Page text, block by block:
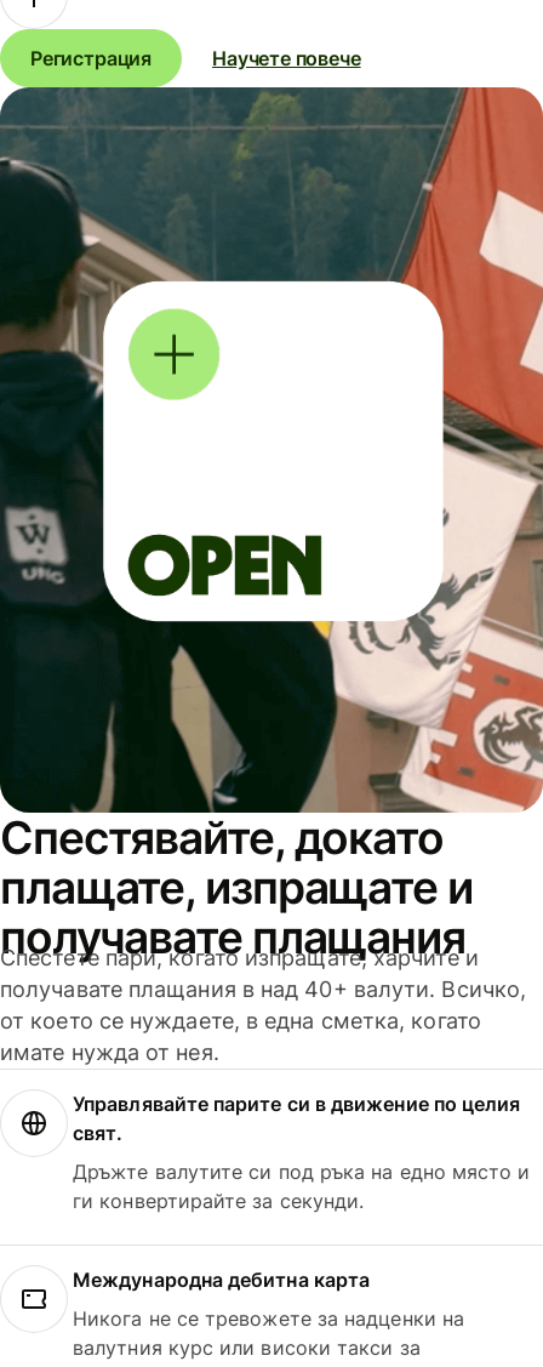
Регистрация Научете повече
Спестявайте, докато
плащате, изпращате и
получавате плащания
Спестете пари, когато изпращате, харчите и
получавате плащания в над 40+ валути. Всичко,
от което се нуждаете, в една сметка, когато
имате нужда от нея.
Управлявайте парите си в движение по целия
свят.
Дръжте валутите си под ръка на едно място и
ги конвертирайте за секунди.
Международна дебитна карта
Никога не се тревожете за надценки на
валутния курс или високи такси за